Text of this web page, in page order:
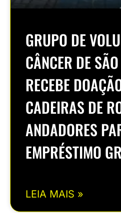
GRUPO DE
CÂNCER DE
RECEBE
CADEIRAS DE
ANDADORES
EMPRÉSTIMO
LEIA MAIS »